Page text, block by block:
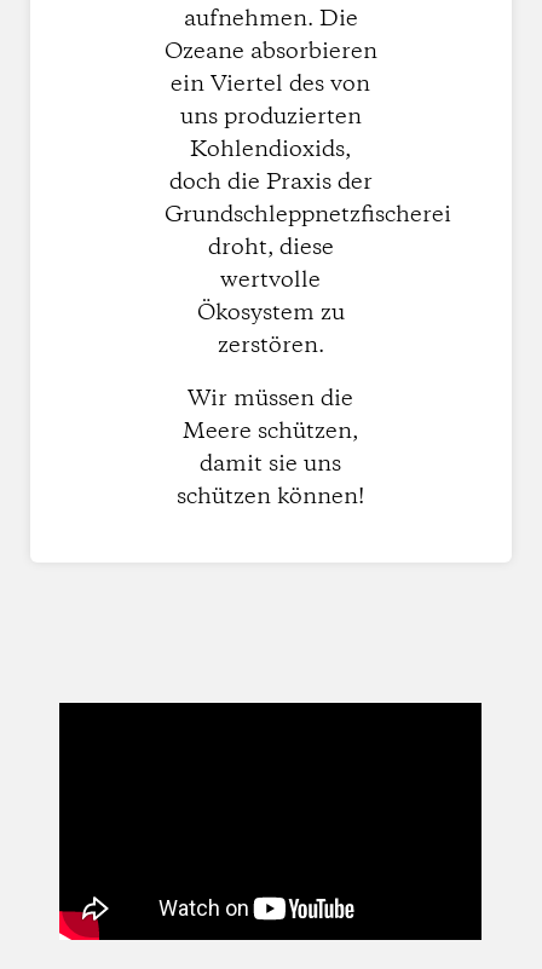
aufnehmen. Die
Ozeane absorbieren
ein Viertel des von
uns produzierten
Kohlendioxids,
doch die Praxis der
Grundschleppnetzfischerei
droht, diese
wertvolle
Ökosystem zu
zerstören.
Wir müssen die
Meere schützen,
damit sie uns
schützen können!